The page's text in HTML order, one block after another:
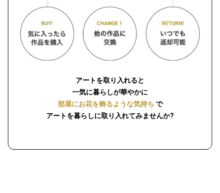
アートを取り入れると
一気に暮らしが華やかに
部屋にお花を飾るような気持ち で
アートを暮らしに取り入れてみませんか?